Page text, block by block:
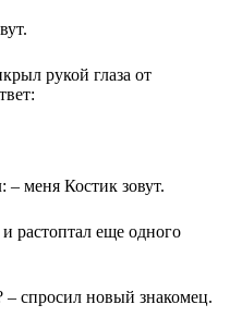
рукой глаза от
меня Костик зовут.
растоптал еще одного
– спросил новый знакомец.